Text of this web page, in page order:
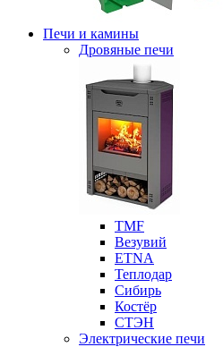
Печи и камины
Дровяные печи
ТМF
Везувий
ETNA
Теплодар
Сибирь
Костёр
СТЭН
Электрические печи